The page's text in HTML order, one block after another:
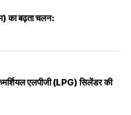
का बढ़ता चलन:
एलपीजी (LPG) सिलेंडर की